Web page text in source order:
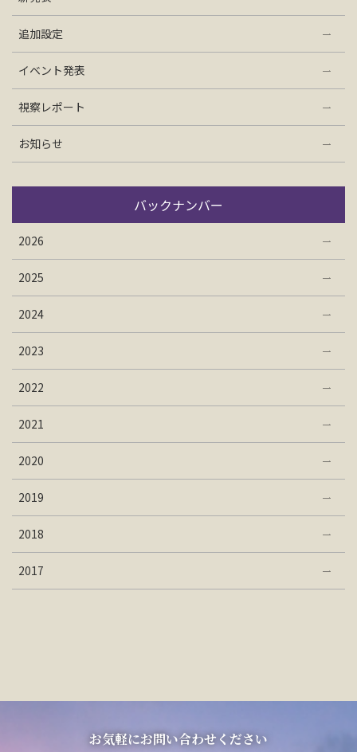
検索
追加設定
イベント発表
視察レポート
お知らせ
バックナンバー
2026
2025
2024
2023
2022
2021
2020
2019
2018
2017
お気軽にお問い合わせください